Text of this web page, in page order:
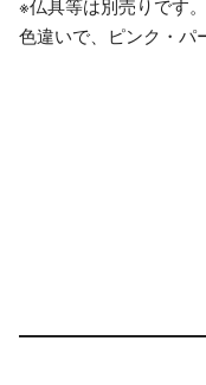
※仏具等は別売りです。
色違いで、ピンク・パ